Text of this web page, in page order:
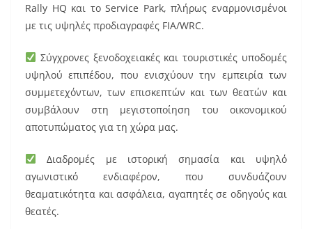
Rally HQ και το Service Park, πλήρως εναρμονισμένοι
με τις υψηλές προδιαγραφές FIA/WRC.
Σύγχρονες ξενοδοχειακές και τουριστικές υποδομές
υψηλού επιπέδου, που ενισχύουν την εμπειρία των
συμμετεχόντων, των επισκεπτών και των θεατών και
συμβάλουν στη μεγιστοποίηση του οικονομικού
αποτυπώματος για τη χώρα μας.
Διαδρομές με ιστορική σημασία και υψηλό
αγωνιστικό ενδιαφέρον, που συνδυάζουν
θεαματικότητα και ασφάλεια, αγαπητές σε οδηγούς και
θεατές.